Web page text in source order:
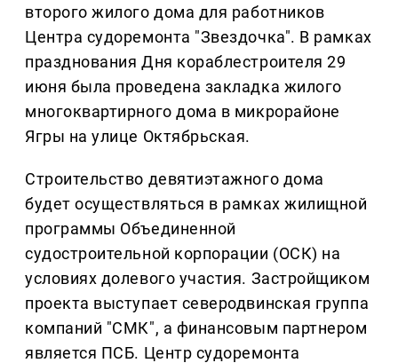
второго жилого дома для работников
Центра судоремонта "Звездочка". В рамках
празднования Дня кораблестроителя 29
июня была проведена закладка жилого
многоквартирного дома в микрорайоне
Ягры на улице Октябрьская.
Строительство девятиэтажного дома
будет осуществляться в рамках жилищной
программы Объединенной
судостроительной корпорации (ОСК) на
условиях долевого участия. Застройщиком
проекта выступает северодвинская группа
компаний "СМК", а финансовым партнером
является ПСБ. Центр судоремонта